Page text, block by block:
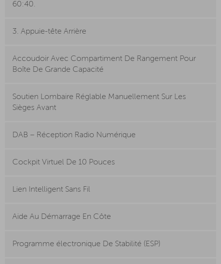
60:40.
3. Appuie-tête Arrière
Accoudoir Avec Compartiment De Rangement Pour
Boîte De Grande Capacité
Soutien Lombaire Réglable Manuellement Sur Les
Sièges Avant
DAB – Réception Radio Numérique
Cockpit Virtuel De 10 Pouces
Lien Intelligent Sans Fil
Aide Au Démarrage En Côte
Programme électronique De Stabilité (ESP)